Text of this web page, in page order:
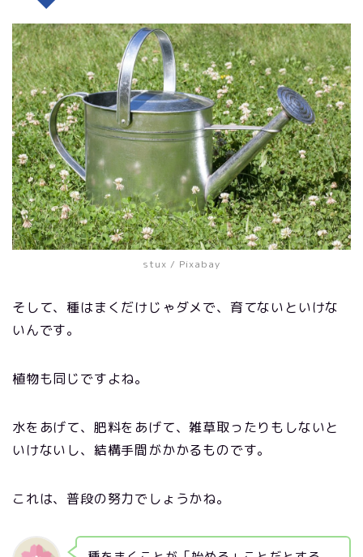
stux / Pixabay
そして、種はまくだけじゃダメで、育てないといけな
いんです。
植物も同じですよね。
水をあげて、肥料をあげて、雑草取ったりもしないと
いけないし、結構手間がかかるものです。
これは、普段の努力でしょうかね。